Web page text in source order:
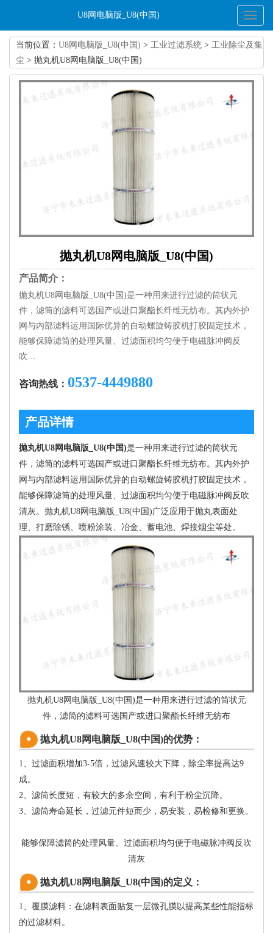
Toggle
U8网电脑版_U8(中国)
当前位置： U8网电脑版_U8(中国) > 工业过滤系统 > 工业除尘及集
尘 > 抛丸机U8网电脑版_U8(中国)
抛丸机U8网电脑版_U8(中国)
产品简介：
抛丸机U8网电脑版_U8(中国)是一种用来进行过滤的筒状元
件，滤筒的滤料可选国产或进口聚酯长纤维无纺布。其内外护
网与内部滤料运用国际优异的自动螺旋铸胶机打胶固定技术，
能够保障滤筒的处理风量、过滤面积均匀便于电磁脉冲阀反
吹…
咨询热线： 0537-4449880
产品详情
抛丸机U8网电脑版_U8(中国)是一种用来进行过滤的筒状元
件，滤筒的滤料可选国产或进口聚酯长纤维无纺布。其内外护
网与内部滤料运用国际优异的自动螺旋铸胶机打胶固定技术，
能够保障滤筒的处理风量、过滤面积均匀便于电磁脉冲阀反吹
清灰。抛丸机U8网电脑版_U8(中国)广泛应用于抛丸表面处
理、打磨除锈、喷粉涂装、冶金、蓄电池、焊接烟尘等处。
抛丸机U8网电脑版_U8(中国)是一种用来进行过滤的筒状元
件，滤筒的滤料可选国产或进口聚酯长纤维无纺布
抛丸机U8网电脑版_U8(中国)的优势：
1、过滤面积增加3-5倍，过滤风速较大下降，除尘率提高达9
成。
2、滤筒长度短，有较大的多余空间，有利于粉尘沉降。
3、滤筒寿命延长，过滤元件短而少，易安装，易检修和更换。
能够保障滤筒的处理风量、过滤面积均匀便于电磁脉冲阀反吹
清灰
抛丸机U8网电脑版_U8(中国)的定义：
1、覆膜滤料：在滤料表面贴复一层微孔膜以提高某些性能指标
的过滤材料。